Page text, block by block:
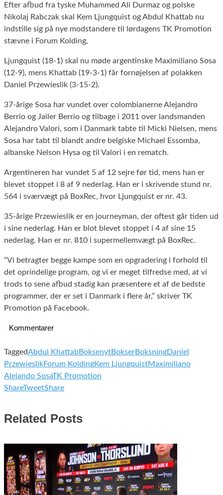
Efter afbud fra tyske Muhammed Ali Durmaz og polske
Nikolaj Rabczak skal Kem Ljungquist og Abdul Khattab nu
indstille sig på nye modstandere til lørdagens TK Promotion
stævne i Forum Kolding,
Ljungquist (18-1) skal nu møde argentinske Maximiliano Sosa
(12-9), mens Khattab (19-3-1) får fornøjelsen af polakken
Daniel Przewieslik (3-15-2).
37-årige Sosa har vundet over colombianerne Alejandro
Berrio og Jailer Berrio og tilbage i 2011 over landsmanden
Alejandro Valori, som i Danmark tabte til Micki Nielsen, mens
Sosa har tabt til blandt andre belgiske Michael Essomba,
albanske Nelson Hysa og til Valori i en rematch.
Argentineren har vundet 5 af 12 sejre før tid, mens han er
blevet stoppet i 8 af 9 nederlag. Han er i skrivende stund nr.
564 i sværvægt på BoxRec, hvor Ljungquist er nr. 43.
35-årige Przewieslik er en journeyman, der oftest går tiden ud
i sine nederlag. Han er blot blevet stoppet i 4 af sine 15
nederlag. Han er nr. 810 i supermellemvægt på BoxRec.
“Vi betragter begge kampe som en opgradering i forhold til
det oprindelige program, og vi er meget tilfredse med, at vi
trods to sene afbud stadig kan præsentere et af de bedste
programmer, der er set i Danmark i flere år,” skriver TK
Promotion på Facebook.
Kommentarer
TaggedAbdul KhattabBoksenytBokserBoksningDaniel
PrzewieslikForum KoldingKem LjungquistMaximiliano
Alejando SosaTK Promotion
ShareTweetShare
Related Posts